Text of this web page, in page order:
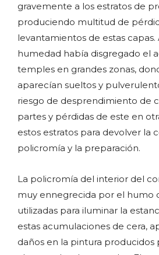
gravemente a los estratos de
produciendo multitud de
levantamientos de estas capas.
humedad había disgregado el
temples en grandes zonas,
aparecían sueltos y
riesgo de desprendimiento de
partes y pérdidas de este en
estos estratos para devolver la
policromía y la preparación.
La policromía del interior del
muy ennegrecida por el humo
utilizadas para iluminar la
estas acumulaciones de cera,
daños en la pintura producidos